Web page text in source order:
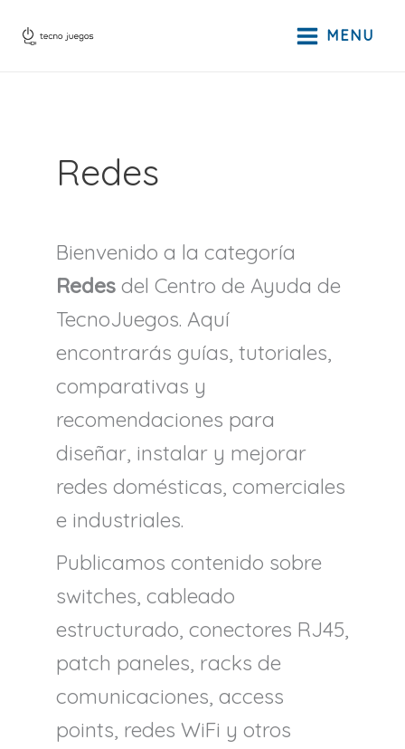
MENU
Redes
Bienvenido a la categoría
Redes del Centro de Ayuda de
TecnoJuegos. Aquí
encontrarás guías, tutoriales,
comparativas y
recomendaciones para
diseñar, instalar y mejorar
redes domésticas, comerciales
e industriales.
Publicamos contenido sobre
switches, cableado
estructurado, conectores RJ45,
patch paneles, racks de
comunicaciones, access
points, redes WiFi y otros